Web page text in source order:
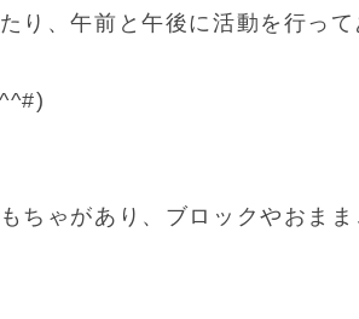
り、午前と午後に活動を行って
ちゃがあり、ブロックやおまま